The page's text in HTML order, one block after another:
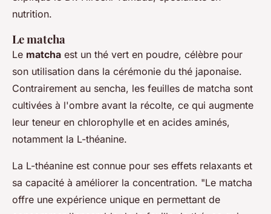
nutrition.
Le matcha
Le matcha est un thé vert en poudre, célèbre pour
son utilisation dans la cérémonie du thé japonaise.
Contrairement au sencha, les feuilles de matcha sont
cultivées à l'ombre avant la récolte, ce qui augmente
leur teneur en chlorophylle et en acides aminés,
notamment la L-théanine.
La L-théanine est connue pour ses effets relaxants et
sa capacité à améliorer la concentration. "Le matcha
offre une expérience unique en permettant de